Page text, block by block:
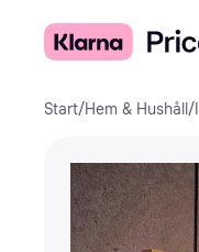
Start/Hem & Hushåll /